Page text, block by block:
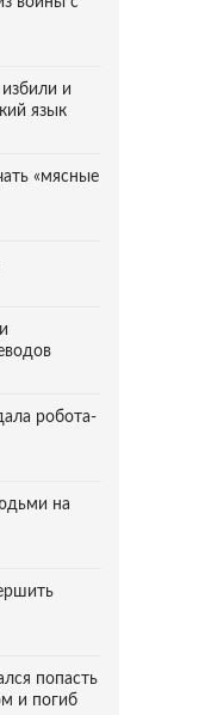
и
язык
«мясные
робота-
на
попасть
и погиб